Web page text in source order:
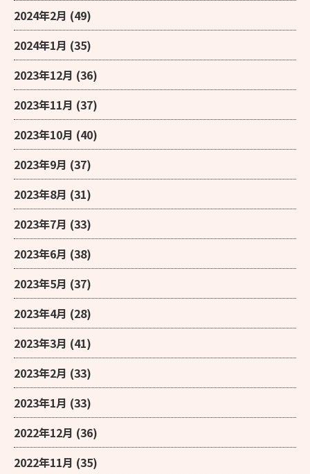
2024年2月 (49)
2024年1月 (35)
2023年12月 (36)
2023年11月 (37)
2023年10月 (40)
2023年9月 (37)
2023年8月 (31)
2023年7月 (33)
2023年6月 (38)
2023年5月 (37)
2023年4月 (28)
2023年3月 (41)
2023年2月 (33)
2023年1月 (33)
2022年12月 (36)
2022年11月 (35)